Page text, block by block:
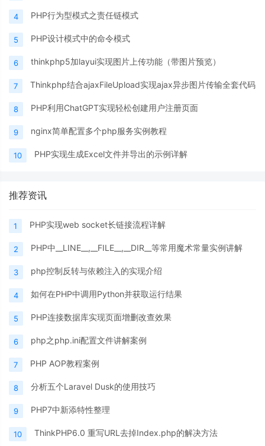
4 PHP行为型模式之责任链模式
5 PHP设计模式中的命令模式
6 thinkphp5加layui实现图片上传功能（带图片预览）
7 Thinkphp结合ajaxFileUpload实现ajax异步图片传输全套代码
8 PHP利用ChatGPT实现轻松创建用户注册页面
9 nginx简单配置多个php服务实例教程
10 PHP实现生成Excel文件并导出的示例详解
推荐资讯
1 PHP实现web socket长链接流程详解
2 PHP中__LINE__,__FILE__,__DIR__等常用魔术常量实例讲解
3 php控制反转与依赖注入的实现介绍
4 如何在PHP中调用Python并获取运行结果
5 PHP连接数据库实现页面增删改查效果
6 php之php.ini配置文件讲解案例
7 PHP AOP教程案例
8 分析五个Laravel Dusk的使用技巧
9 PHP7中新添特性整理
10 ThinkPHP6.0 重写URL去掉Index.php的解决方法